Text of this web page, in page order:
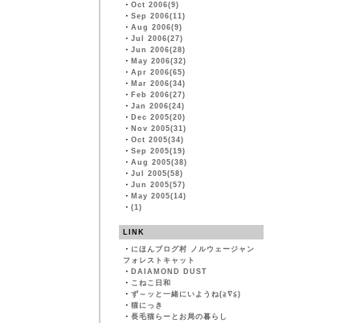
・ Oct 2006(9)
・ Sep 2006(11)
・ Aug 2006(9)
・ Jul 2006(27)
・ Jun 2006(28)
・ May 2006(32)
・ Apr 2006(65)
・ Mar 2006(34)
・ Feb 2006(27)
・ Jan 2006(24)
・ Dec 2005(20)
・ Nov 2005(31)
・ Oct 2005(34)
・ Sep 2005(19)
・ Aug 2005(38)
・ Jul 2005(58)
・ Jun 2005(57)
・ May 2005(14)
・ (1)
LINK
・ にほんブログ村 ノルウェージャン
フォレストキャット
・ DAIAMOND DUST
・ こねこ日和
・ ず～ッと一緒にいようね(≧∇≦)
・ 猫にっき
・ 長毛猫らーとお局の暮らし